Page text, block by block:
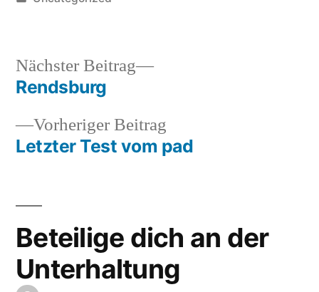
Beitrags-
Navigation
Vorheriger Beitrag
Beitrag:
Letzter Test vom pad
Nächster Beitrag
Nächster
Rendsburg
Beteilige dich an der
Unterhaltung